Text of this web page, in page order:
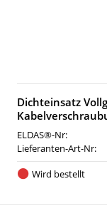
Dichteinsatz
ELDAS®-Nr:
Lieferanten-Art-Nr:
Wird bestellt